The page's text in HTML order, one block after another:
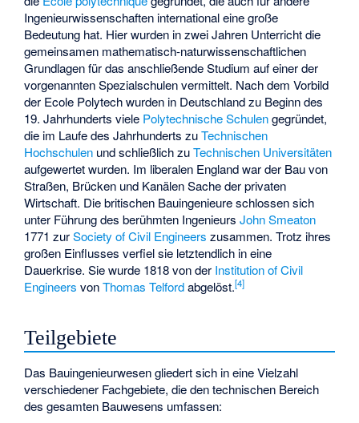
Ingenieurwissenschaften international eine große
Bedeutung hat. Hier wurden in zwei Jahren Unterricht die
gemeinsamen mathematisch-naturwissenschaftlichen
Grundlagen für das anschließende Studium auf einer der
vorgenannten Spezialschulen vermittelt. Nach dem Vorbild
der Ecole Polytech wurden in Deutschland zu Beginn des
19. Jahrhunderts viele Polytechnische Schulengegründet,
die im Laufe des Jahrhunderts zuTechnischen
Hochschulen und schließlich zuTechnischen Universitäten
aufgewertet wurden. Im liberalen England war der Bau von
Straßen, Brücken und Kanälen Sache der privaten
Wirtschaft. Die britischen Bauingenieure schlossen sich
unter Führung des berühmten IngenieursJohn Smeaton
1771 zurSociety of Civil Engineers zusammen. Trotz ihres
großen Einflusses verfiel sie letztendlich in eine
Dauerkrise. Sie wurde 1818 von der Institution of Civil
Engineers vonThomas Telfordabgelöst.[4]
Teilgebiete
Das Bauingenieurwesen gliedert sich in eine Vielzahl
verschiedener Fachgebiete, die den technischen Bereich
des gesamten Bauwesens umfassen: